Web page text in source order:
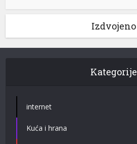
Izdvojeno
Kategorije
internet
Kuća i hrana